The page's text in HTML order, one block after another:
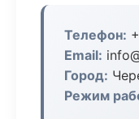
Телефон:
Email:
Город:
Режим